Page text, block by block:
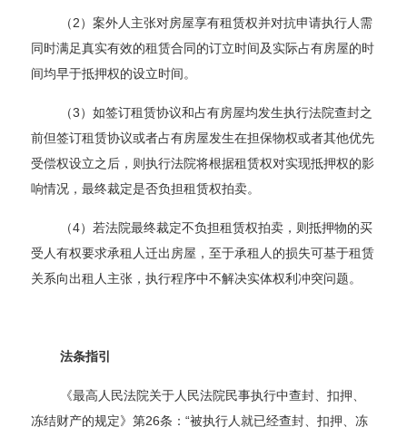
（2）案外人主张对房屋享有租赁权并对抗申请执行人需
同时满足真实有效的租赁合同的订立时间及实际占有房屋的时
间均早于抵押权的设立时间。
（3）如签订租赁协议和占有房屋均发生执行法院查封之
前但签订租赁协议或者占有房屋发生在担保物权或者其他优先
受偿权设立之后，则执行法院将根据租赁权对实现抵押权的影
响情况，最终裁定是否负担租赁权拍卖。
（4）若法院最终裁定不负担租赁权拍卖，则抵押物的买
受人有权要求承租人迁出房屋，至于承租人的损失可基于租赁
关系向出租人主张，执行程序中不解决实体权利冲突问题。
法条指引
《最高人民法院关于人民法院民事执行中查封、扣押、
冻结财产的规定》第26条：“被执行人就已经查封、扣押、冻